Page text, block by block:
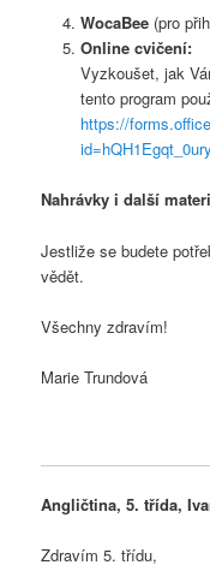
WocaBee(pro
Online cvičení:
Vyzkoušet, jak
tento program
https://
Nahrávky i další
Jestliže se budete
vědět.
Všechny zdravím!
Marie Trundová
Angličtina, 5. třída,
Zdravím 5. třídu,